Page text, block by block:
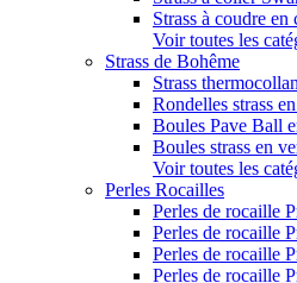
Strass à coudre
Voir toutes les
Strass de Bohême
Strass
Rondelles strass
Boules Pave Ball
Boules strass en
Voir toutes les
Perles Rocailles
Perles de rocaille
Perles de rocaille
Perles de rocaille
Perles de rocaille